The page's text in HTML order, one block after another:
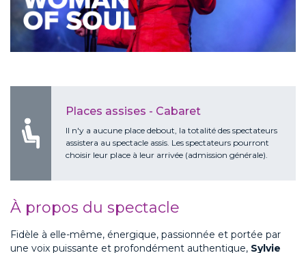
Places assises - Cabaret
ll n'y a aucune place debout, la totalité des spectateurs
assistera au spectacle assis. Les spectateurs pourront
choisir leur place à leur arrivée (admission générale).
À propos du spectacle
Fidèle à elle-même, énergique, passionnée et portée par
une voix puissante et profondément authentique, Sylvie